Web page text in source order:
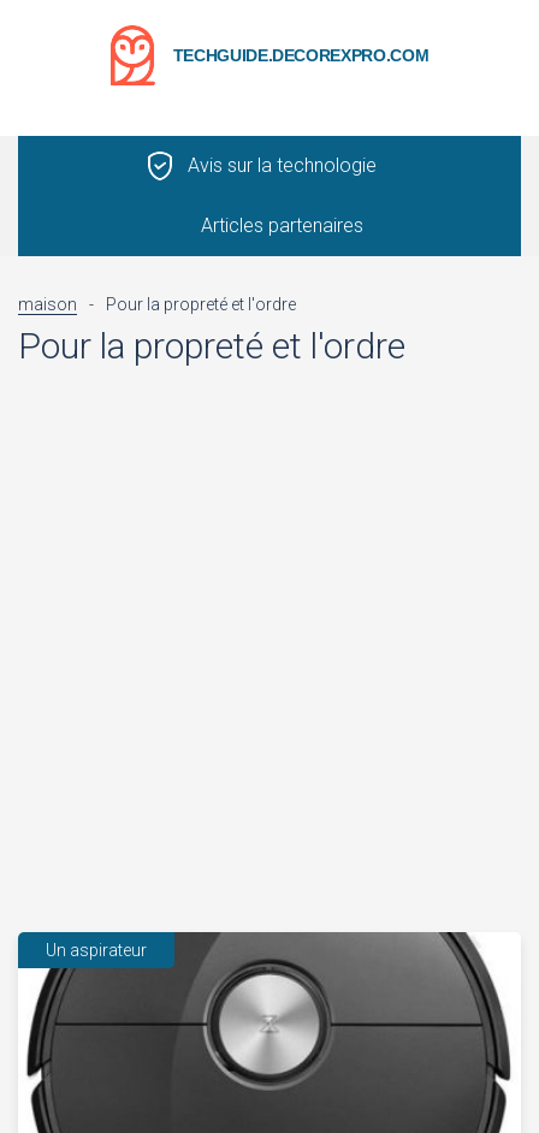
TECHGUIDE.DECOREXPRO.COM
Avis sur la technologie
Articles partenaires
maison - Pour la propreté et l'ordre
Pour la propreté et l'ordre
Un aspirateur